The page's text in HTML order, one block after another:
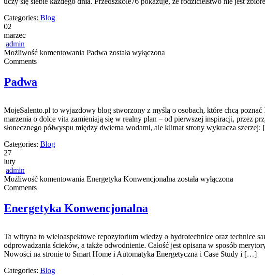
Categories: Blog
02
marzec
admin
Możliwość komentowania Padwa została wyłączona
Comments
Padwa
MojeSalento.pl to wyjazdowy blog stworzony z myślą o osobach, które chcą
marzenia o dolce vita zamieniają się w realny plan – od pierwszej inspiracji, przez
słonecznego półwyspu między dwiema wodami, ale klimat strony wykracza
Categories: Blog
27
luty
admin
Możliwość komentowania Energetyka Konwencjonalna została wyłączona
Comments
Energetyka Konwencjonalna
Ta witryna to wieloaspektowe repozytorium wiedzy o hydrotechnice oraz technice
odprowadzania ścieków, a także odwodnienie. Całość jest opisana w sposób
Nowości na stronie to Smart Home i Automatyka Energetyczna i Case Study i […]
Categories: Blog